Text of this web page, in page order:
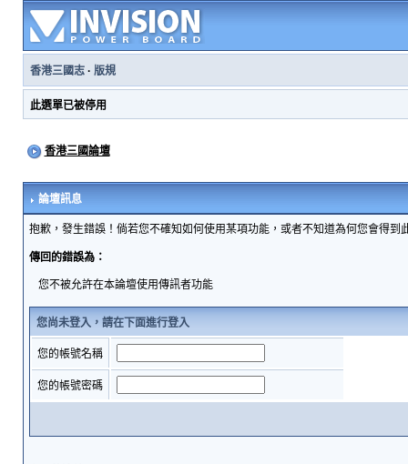
香港三國志· 版規
此選單已被停用
香港三國論壇
論壇訊息
抱歉，發生錯誤！倘若您不確知如何使用某項功能，或者不知道為何您會得
傳回的錯誤為：
您不被允許在本論壇使用傳訊者功能
您尚未登入，請在下面進行登入
您的帳號名稱
您的帳號密碼